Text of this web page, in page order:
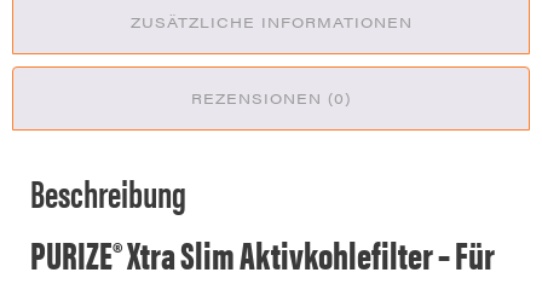
ZUSÄTZLICHE INFORMATIONEN
REZENSIONEN (0)
Beschreibung
PURIZE® Xtra Slim Aktivkohlefilter – Für